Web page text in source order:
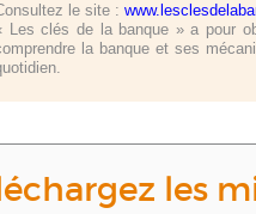
le site :
Les clés de la banque » a pour
la banque et ses
les